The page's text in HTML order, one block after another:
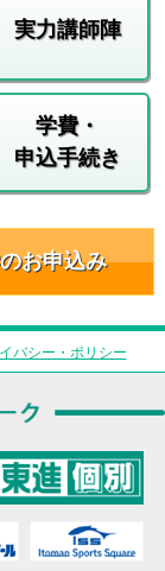
実力講師陣
学費・
申込手続き
お申込み
バシー・ポリシー